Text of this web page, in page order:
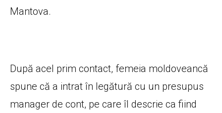
Mantova.
După acel prim contact, femeia moldoveancă
spune că a intrat în legătură cu un presupus
manager de cont, pe care îl descrie ca fiind